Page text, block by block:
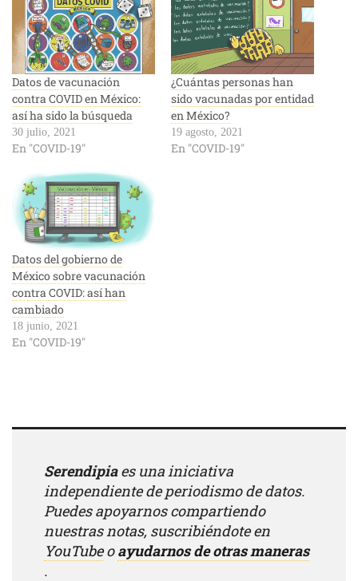
Datos de vacunación
contra COVID en México:
así ha sido la búsqueda
30 julio, 2021
En "COVID-19"
¿Cuántas personas han
sido vacunadas por entidad
en México?
19 agosto, 2021
En "COVID-19"
Datos del gobierno de
México sobre vacunación
contra COVID: así han
cambiado
18 junio, 2021
En "COVID-19"
Serendipiaes una iniciativa
independiente de periodismo de datos.
Puedes apoyarnos compartiendo
nuestras notas, suscribiéndote en
YouTubeoayudarnos de otras maneras
.